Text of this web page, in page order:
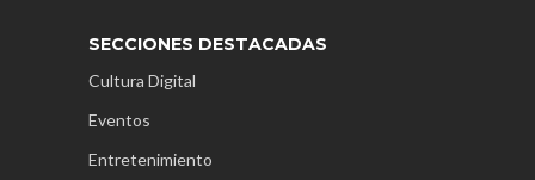
SECCIONES DESTACADAS
Cultura Digital
Eventos
Entretenimiento